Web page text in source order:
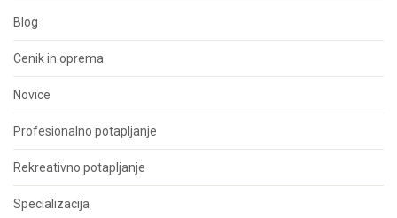
Blog
Cenik in oprema
Novice
Profesionalno potapljanje
Rekreativno potapljanje
Specializacija